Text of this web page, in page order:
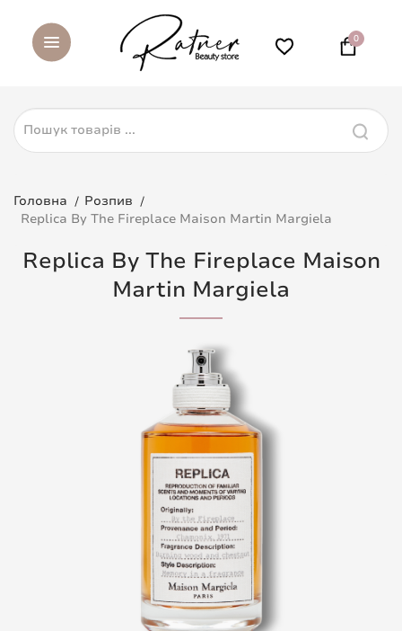
0
Головна
Розпив
Replica By The Fireplace Maison Martin Margiela
Replica By The Fireplace Maison
Martin Margiela